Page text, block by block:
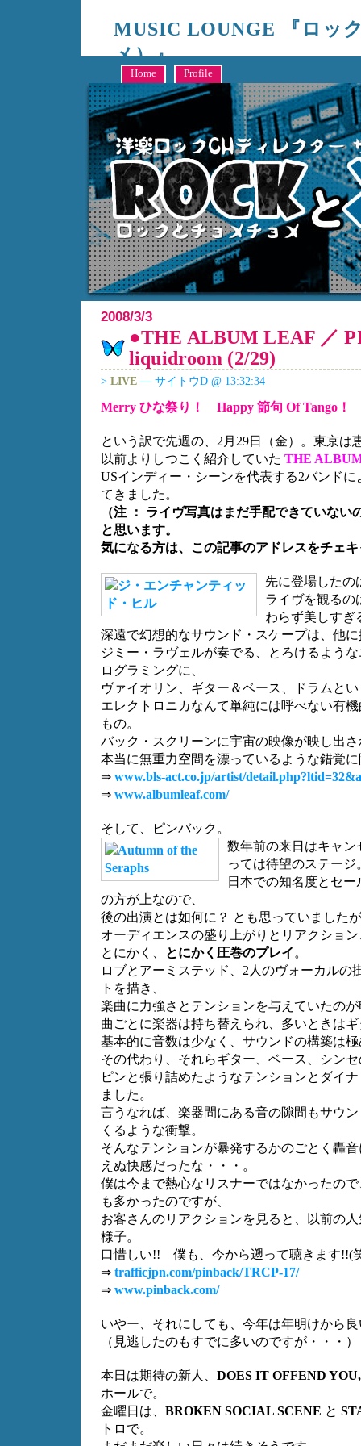
MUSIC LOUNGE 『ロッ
メ）』
キャンシステム編成部、洋楽制作ディレクターサイトウによ
Home Profile
2008/3/3
●THE ALBUM LEAF ／
liquidroom (2/29)
> LIVE — サイトウD @ 13:32:34
Merry ひな祭り！ Happy 節句 Of Tango！
という訳で先週の、2月29日（金）。東京は
以前よりしつこく紹介していた THE
USインディー・シーンを代表する2バンド
てきました。
（注 ： ライヴ写真はまだ手配できていな
と思います。
気になる方は、この記事のアドレスをチェ
先に登場したの
ライヴを観るの
わらず美しすぎ
深遠で幻想的なサウンド・スケープは、他
ジミー・ラヴェルが奏でる、とろけるよう
ログラミングに、
ヴァイオリン、ギター＆ベース、ドラムと
エレクトロニカなんて単純には呼べない有
もの。
バック・スクリーンに宇宙の映像が映し出
本当に無重力空間を漂っているような錯覚
⇒ www.bls-act.co.jp/artist/
⇒ www.albumleaf.com/
そして、ピンバック。
数年前の来日はキャ
っては待望のステージ
日本での知名度とセ
の方が上なので、
後の出演とは如何に？ とも思っていました
オーディエンスの盛り上がりとリアクショ
とにかく、
とにかく圧巻のプレイ 。
ロブとアーミステッド、2人のヴォーカルの
トを描き、
楽曲に力強さとテンションを与えていたの
曲ごとに楽器は持ち替えられ、多いときは
基本的に音数は少なく、サウンドの構築は
その代わり、それらギター、ベース、シン
ピンと張り詰めたようなテンションとダイ
ました。
言うなれば、楽器間にある音の隙間もサウ
くるような衝撃。
そんなテンションが暴発するかのごとく轟
えぬ快感だったな・・・。
僕は今まで熱心なリスナーではなかったの
も多かったのですが、
お客さんのリアクションを見ると、以前の
様子。
口惜しい!! 僕も、今から遡って聴きます!!(
⇒ trafficjpn.com/pinback/TRCP-17/
⇒ www.pinback.com/
いやー、それにしても、今年は年明けから
（見逃したのもすでに多いのですが・・・）
本日は期待の新人、 DOES IT OFFEND
ホールで。
金曜日は、 BROKEN SOCIAL SCENE と
トロで。